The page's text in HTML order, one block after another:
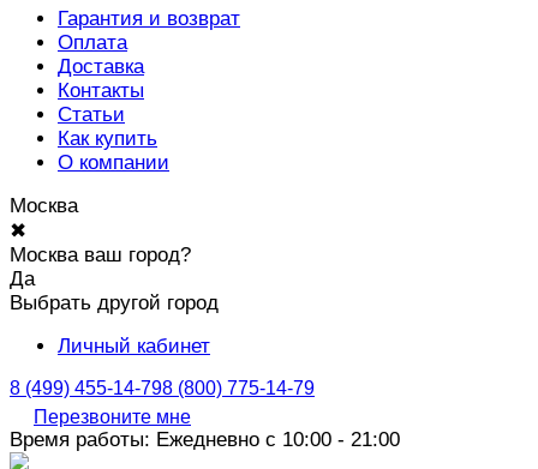
Гарантия и возврат
Оплата
Доставка
Контакты
Статьи
Как купить
О компании
Москва
✖
Москва ваш город?
Да
Выбрать другой город
Личный кабинет
8 (499) 455-14-798 (800) 775-14-79
Перезвоните мне
Время работы: Ежедневно с 10:00 - 21:00